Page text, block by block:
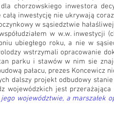
chorzowskiego inwestora
całą inwestycję nie ukrywają
w sąsiedztwie
w w.w. inwestycji
ubiegłego roku, a nie w
wstrzymali opracowanie
parku i stawów w nim sie
pałacu, prezes Koncewicz
dalszy projekt odbudowy
wojewódzkich jest przerażająca
województwie, a marszałek